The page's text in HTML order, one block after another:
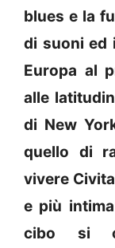
blues e la
di suoni ed
Europa al
alle
di New
quello di
vivere
e più
cibo si